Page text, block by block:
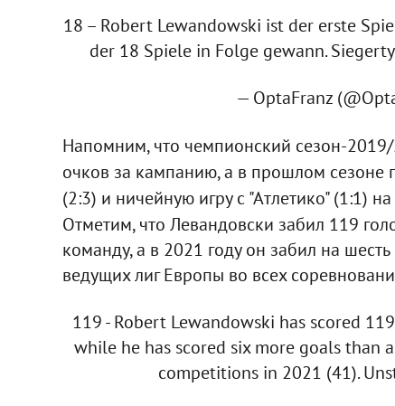
18 – Robert Lewandowski ist der erste
der 18 Spiele in Folge gewann.
— OptaFranz
Напомним, что чемпионский сезон-
очков за кампанию, а в прошлом
(2:3) и ничейную игру с "Атлетико" (1:1)
Отметим, что Левандовски забил 119
команду, а в 2021 году он забил на
ведущих лиг Европы во всех
119 - Robert Lewandowski has scored
while he has scored six more goals than
competitions in 2021 (41).